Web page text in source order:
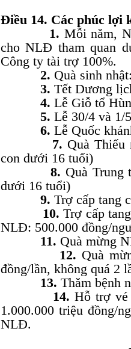
Điều 14. Các phúc lợi
1. Mỗi năm,
cho NLĐ tham quan
Công ty tài trợ 100%.
2. Quà sinh
3. Tết Dương
4. Lễ Giỗ tổ
5. Lễ 30/4 và 1/
6. Lễ Quốc
7. Quà
con dưới 16 tuổi)
8. Quà Trung
dưới 16 tuổi)
9. Trợ cấp tang
10. Trợ cấp
NLĐ: 500.000 đồng/
11. Quà mừng
12. Quà
đồng/lần, không quá 2
13. Thăm bệnh
14. Hỗ trợ vé
1.000.000 triệu đồng/
NLĐ.